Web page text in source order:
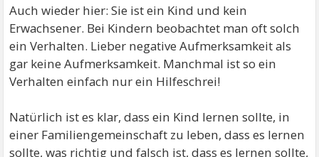
Auch wieder hier: Sie ist ein Kind und kein
Erwachsener. Bei Kindern beobachtet man oft solch
ein Verhalten. Lieber negative Aufmerksamkeit als
gar keine Aufmerksamkeit. Manchmal ist so ein
Verhalten einfach nur ein Hilfeschrei!
Natürlich ist es klar, dass ein Kind lernen sollte, in
einer Familiengemeinschaft zu leben, dass es lernen
sollte, was richtig und falsch ist, dass es lernen sollte,